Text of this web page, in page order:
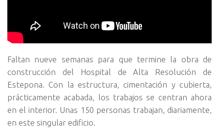
Faltan nueve semanas para que termine la obra de
construcción del Hospital de Alta Resolución de
Estepona. Con la estructura, cimentación y cubierta,
prácticamente acabada, los trabajos se centran ahora
en el interior. Unas 150 personas trabajan, diariamente,
en este singular edificio.